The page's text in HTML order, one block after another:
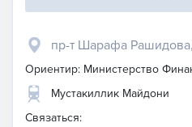
пр-т Шарафа Рашидова,
Ориентир: Министерство
Мустакиллик Майдони
Связаться: